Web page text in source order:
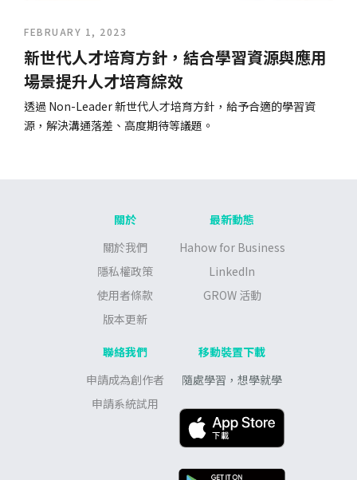
FEBRUARY 1, 2023
新世代人才培育方針，結合學習資源與應用
場景提升人才培育綜效
透過 Non-Leader 新世代人才培育方針，給予合適的學習資
源，解決溝通落差、高度期待等議題。
關於
關於我們
隱私權政策
使用者條款
版本更新
最新動態
Hahow for Business
LinkedIn
GROW 活動
聯絡我們
申請成為創作者
申請系統試用
移動裝置下載
隨處學習，想學就學